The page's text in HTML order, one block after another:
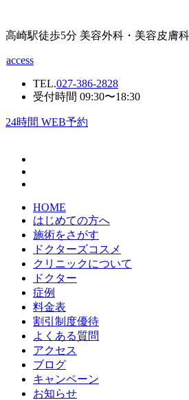
高崎駅徒歩5分 美容外科・美容皮膚
access
TEL.027-386-2828
受付時間 09:30〜18:30
24時間 WEB予約
HOME
はじめての方へ
施術をさがす
ドクターズコスメ
クリニックについて
ドクター
症例
料金表
割引制度優待
よくある質問
アクセス
ブログ
キャンペーン
お知らせ